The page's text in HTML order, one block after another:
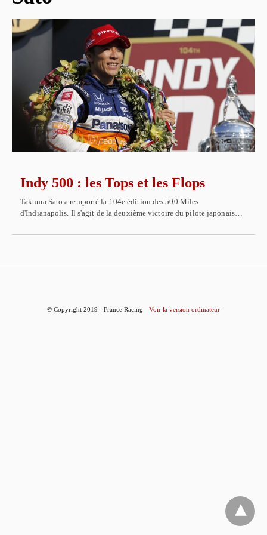
Indy 500 : les Tops et les Flops
Takuma Sato a remporté la 104e édition des 500 Miles
d'Indianapolis. Il s'agit de la deuxième victoire du pilote japonais…
© Copyright 2019 - France Racing Voir la version ordinateur